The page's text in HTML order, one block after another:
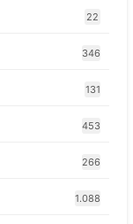
22
346
131
453
266
1.088